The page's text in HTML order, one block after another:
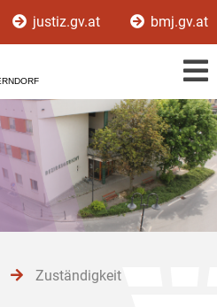
justiz.gv.at bmj.gv.at
Zuständigkeit